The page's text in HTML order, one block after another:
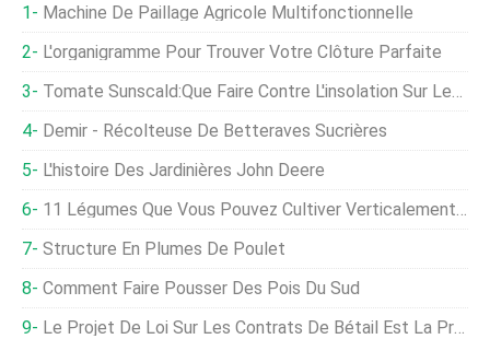
Machine De Paillage Agricole Multifonctionnelle
L'organigramme Pour Trouver Votre Clôture Parfaite
Tomate Sunscald:Que Faire Contre L'insolation Sur Les Tomates
Demir - Récolteuse De Betteraves Sucrières
L'histoire Des Jardinières John Deere
11 Légumes Que Vous Pouvez Cultiver Verticalement Dans De Petits Espaces
Structure En Plumes De Poulet
Comment Faire Pousser Des Pois Du Sud
Le Projet De Loi Sur Les Contrats De Bétail Est La Première Réforme Du Marché À Obtenir Le Soutien Du Panel De La Chambre